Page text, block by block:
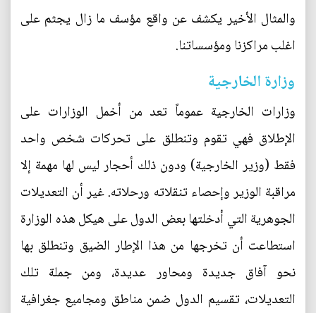
والمثال الأخير يكشف عن واقع مؤسف ما زال يجثم على
اغلب مراكزنا ومؤسساتنا.
وزارة الخارجية
وزارات الخارجية عموماً تعد من أخمل الوزارات على
الإطلاق فهي تقوم وتنطلق على تحركات شخص واحد
فقط (وزير الخارجية) ودون ذلك أحجار ليس لها مهمة إلا
مراقبة الوزير وإحصاء تنقلاته ورحلاته. غير أن التعديلات
الجوهرية التي أدخلتها بعض الدول على هيكل هذه الوزارة
استطاعت أن تخرجها من هذا الإطار الضيق وتنطلق بها
نحو آفاق جديدة ومحاور عديدة، ومن جملة تلك
التعديلات، تقسيم الدول ضمن مناطق ومجاميع جغرافية